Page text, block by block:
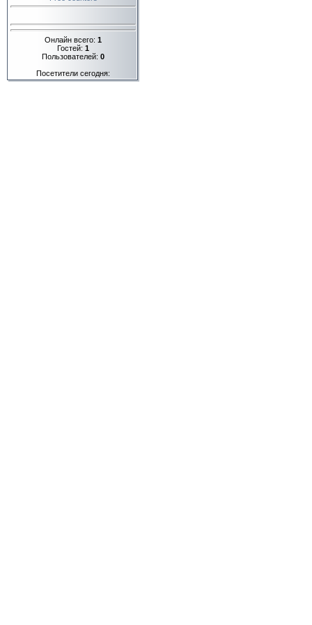
Онлайн всего: 1
Гостей: 1
Пользователей: 0
Посетители сегодня: